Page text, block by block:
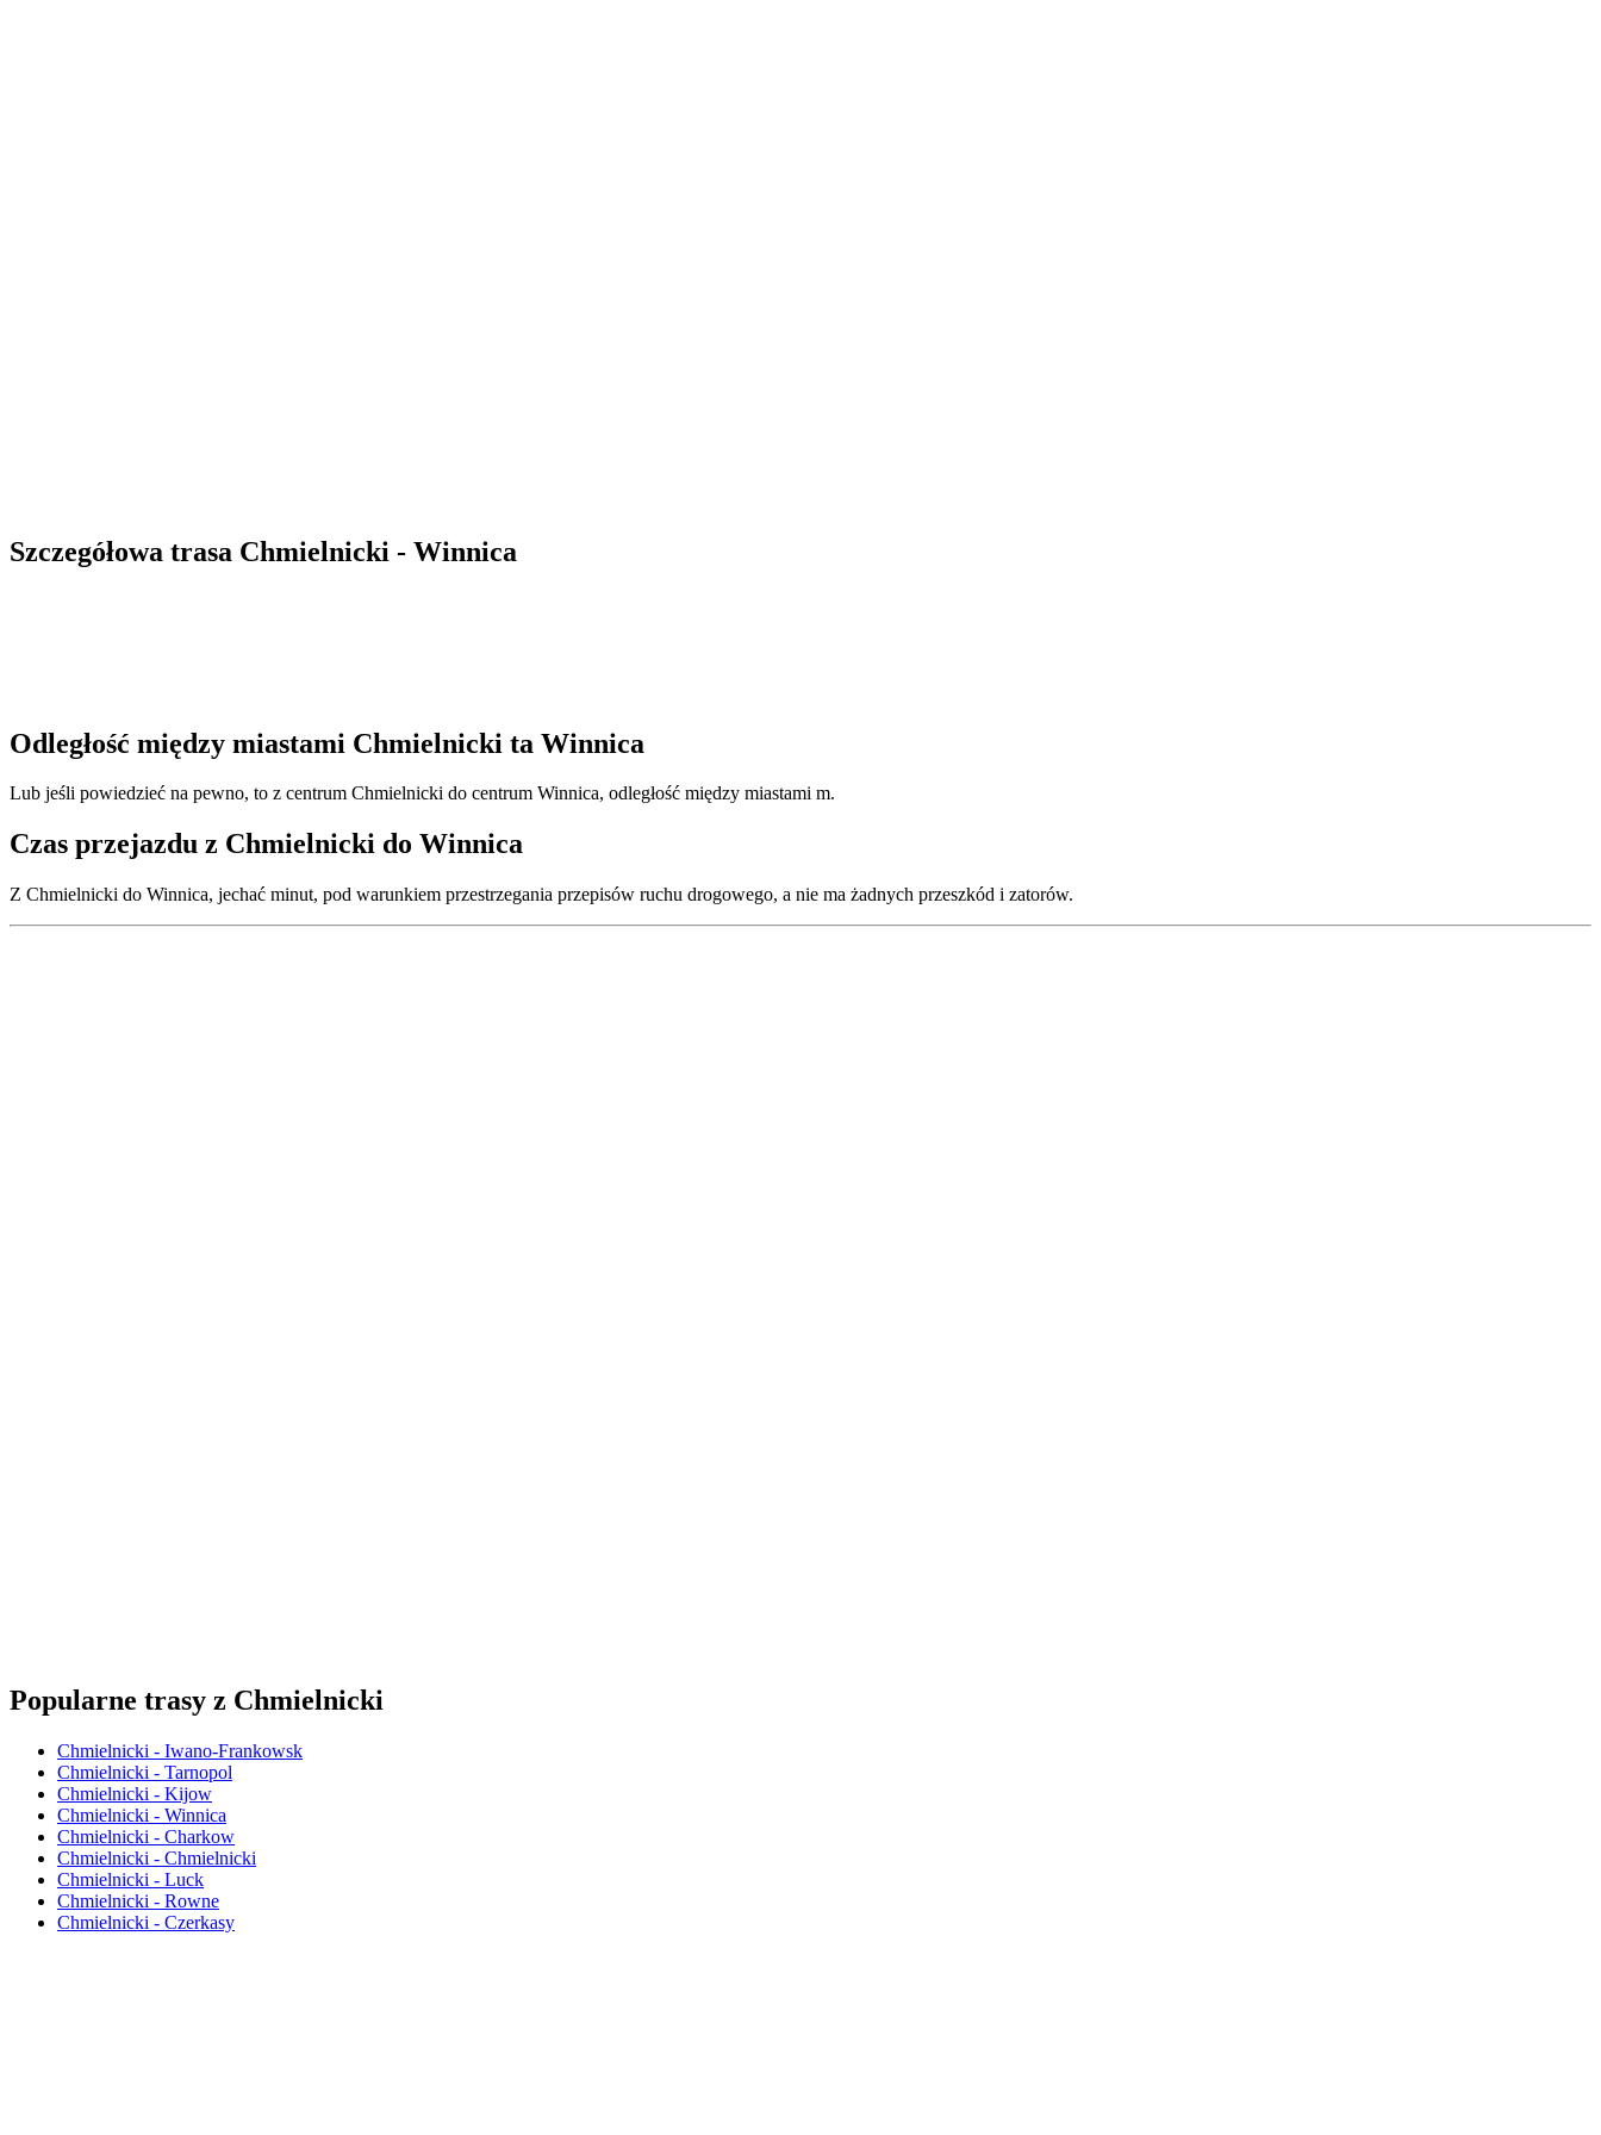
Szczegółowa trasa Chmielnicki - Winnica
Odległość między miastami Chmielnicki ta Winnica
Lub jeśli powiedzieć na pewno, to z centrum Chmielnicki do centrum Winnica, odległość między miastami m.
Czas przejazdu z Chmielnicki do Winnica
Z Chmielnicki do Winnica, jechać minut, pod warunkiem przestrzegania przepisów ruchu drogowego, a nie ma żadnych przeszkód i zatorów.
Popularne trasy z Chmielnicki
Chmielnicki - Iwano-Frankowsk
Chmielnicki - Tarnopol
Chmielnicki - Kijow
Chmielnicki - Winnica
Chmielnicki - Charkow
Chmielnicki - Chmielnicki
Chmielnicki - Luck
Chmielnicki - Rowne
Chmielnicki - Czerkasy